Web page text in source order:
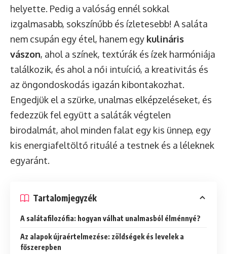
helyette. Pedig a valóság ennél sokkal
izgalmasabb, sokszínűbb és ízletesebb! A saláta
nem csupán egy étel, hanem egy kulináris
vászon, ahol a színek, textúrák és ízek harmóniája
találkozik, és ahol a női intuíció, a kreativitás és
az öngondoskodás igazán kibontakozhat.
Engedjük el a szürke, unalmas elképzeléseket, és
fedezzük fel együtt a saláták végtelen
birodalmát, ahol minden falat egy kis ünnep, egy
kis energiafeltöltő rituálé a testnek és a léleknek
egyaránt.
Tartalomjegyzék
A salátafilozófia: hogyan válhat unalmasból élménnyé?
Az alapok újraértelmezése: zöldségek és levelek a
főszerepben